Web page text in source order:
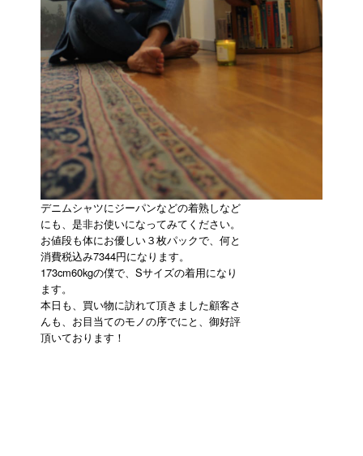
デニムシャツにジーパンなどの着熟しなど
にも、是非お使いになってみてください。
お値段も体にお優しい３枚パックで、何と
消費税込み7344円になります。
173cm60kgの僕で、Sサイズの着用になり
ます。
本日も、買い物に訪れて頂きました顧客さ
んも、お目当てのモノの序でにと、御好評
頂いております！